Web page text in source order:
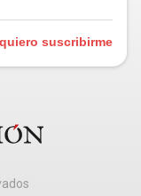
suscribirme